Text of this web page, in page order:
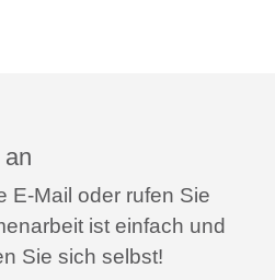
E-Mail oder rufen Sie
ist einfach und
Sie sich selbst!